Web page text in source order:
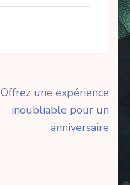
Offrez une expérience
inoubliable pour un
anniversaire